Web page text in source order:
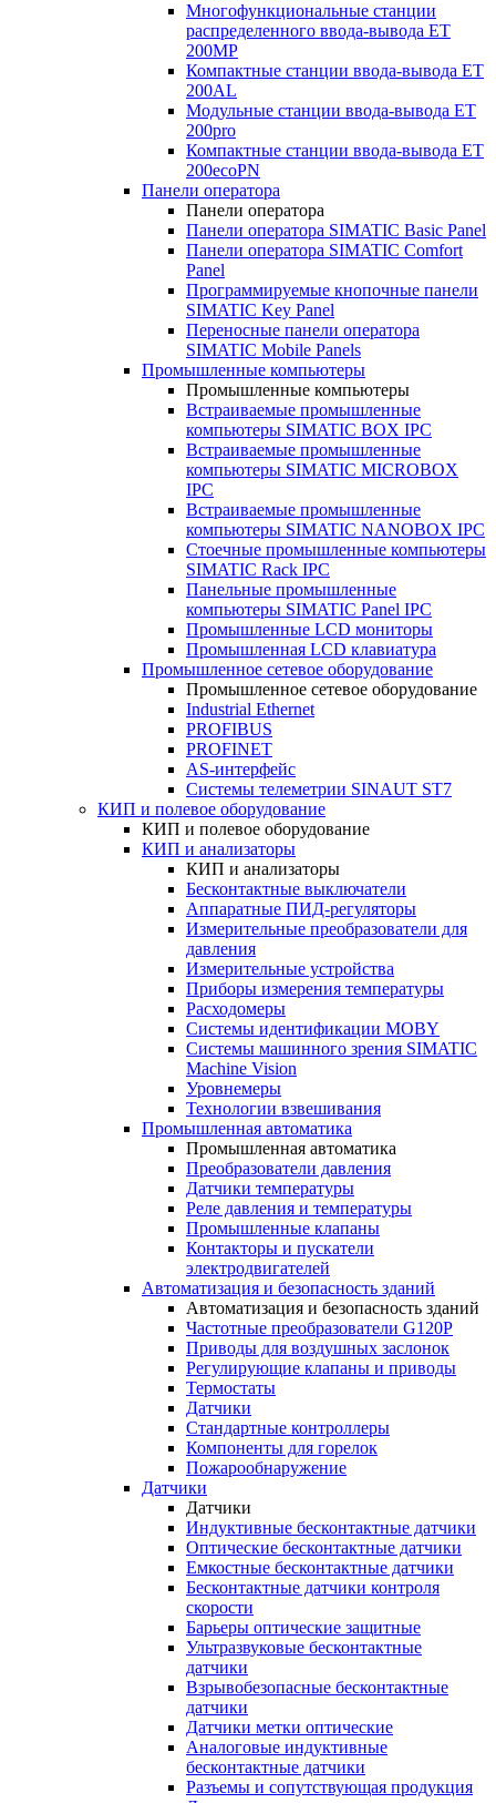
Многофункциональные станции
распределенного ввода-вывода ET
200MP
Компактные станции ввода-вывода ET
200AL
Модульные станции ввода-вывода ET
200pro
Компактные станции ввода-вывода ET
200ecoPN
Панели оператора
Панели оператора
Панели оператора SIMATIC Basic Panel
Панели оператора SIMATIC Comfort
Panel
Программируемые кнопочные панели
SIMATIC Key Panel
Переносные панели оператора
SIMATIC Mobile Panels
Промышленные компьютеры
Промышленные компьютеры
Встраиваемые промышленные
компьютеры SIMATIC BOX IPC
Встраиваемые промышленные
компьютеры SIMATIC MICROBOX
IPC
Встраиваемые промышленные
компьютеры SIMATIC NANOBOX IPC
Стоечные промышленные компьютеры
SIMATIC Rack IPC
Панельные промышленные
компьютеры SIMATIC Panel IPC
Промышленные LCD мониторы
Промышленная LCD клавиатура
Промышленное сетевое оборудование
Промышленное сетевое оборудование
Industrial Ethernet
PROFIBUS
PROFINET
AS-интерфейс
Системы телеметрии SINAUT ST7
КИП и полевое оборудование
КИП и полевое оборудование
КИП и анализаторы
КИП и анализаторы
Бесконтактные выключатели
Аппаратные ПИД-регуляторы
Измерительные преобразователи для
давления
Измерительные устройства
Приборы измерения температуры
Расходомеры
Системы идентификации MOBY
Системы машинного зрения SIMATIC
Machine Vision
Уровнемеры
Технологии взвешивания
Промышленная автоматика
Промышленная автоматика
Преобразователи давления
Датчики температуры
Реле давления и температуры
Промышленные клапаны
Контакторы и пускатели
электродвигателей
Автоматизация и безопасность зданий
Автоматизация и безопасность зданий
Частотные преобразователи G120P
Приводы для воздушных заслонок
Регулирующие клапаны и приводы
Термостаты
Датчики
Стандартные контроллеры
Компоненты для горелок
Пожарообнаружение
Датчики
Датчики
Индуктивные бесконтактные датчики
Оптические бесконтактные датчики
Емкостные бесконтактные датчики
Бесконтактные датчики контроля
скорости
Барьеры оптические защитные
Ультразвуковые бесконтактные
датчики
Взрывобезопасные бесконтактные
датчики
Датчики метки оптические
Аналоговые индуктивные
бесконтактные датчики
Разъемы и сопутствующая продукция